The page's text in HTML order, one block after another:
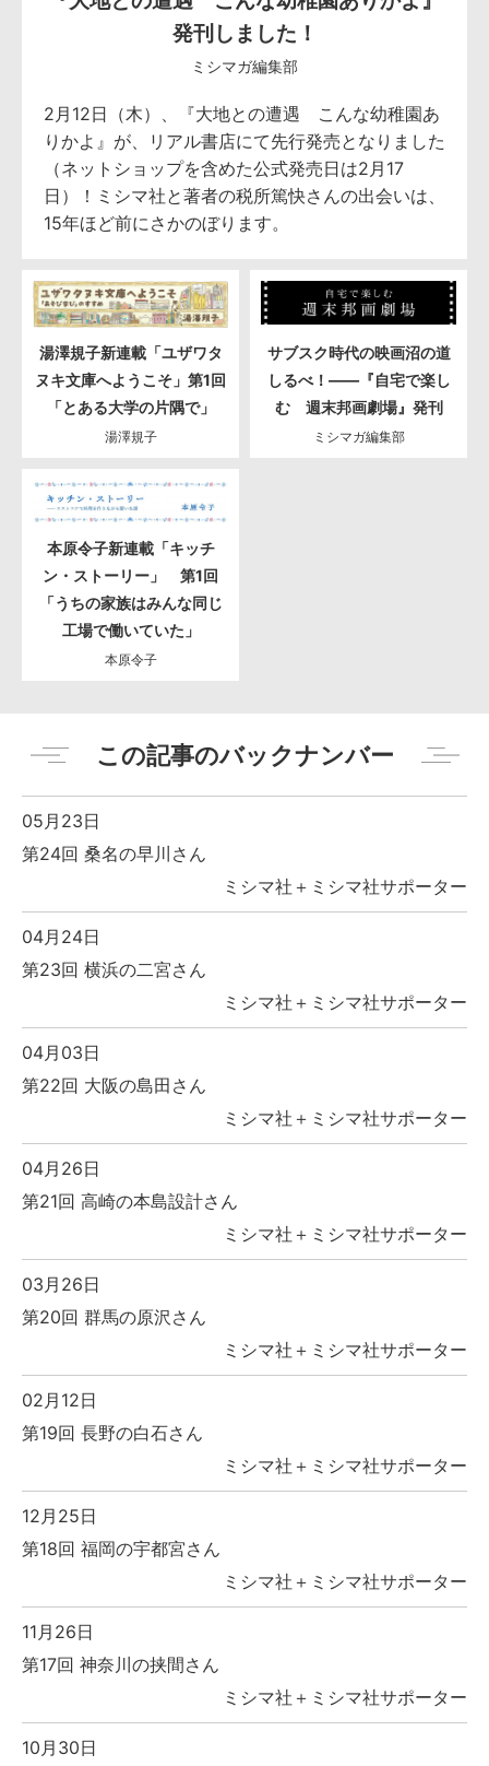
発刊しました！
ミシマガ編集部
2月12日（木）、『大地との遭遇 こんな幼稚園あ
りかよ』が、リアル書店にて先行発売となりました
（ネットショップを含めた公式発売日は2月17
日）！ミシマ社と著者の税所篤快さんの出会いは、
15年ほど前にさかのぼります。
湯澤規子新連載「ユザワタ
ヌキ文庫へようこそ」第1回
「とある大学の片隅で」
湯澤規子
サブスク時代の映画沼の道
しるべ！――『自宅で楽し
む 週末邦画劇場』発刊
ミシマガ編集部
本原令子新連載「キッチ
ン・ストーリー」 第1回
「うちの家族はみんな同じ
工場で働いていた」
本原令子
この記事のバックナンバー
05月23日
第24回 桑名の早川さん
ミシマ社＋ミシマ社サポーター
04月24日
第23回 横浜の二宮さん
ミシマ社＋ミシマ社サポーター
04月03日
第22回 大阪の島田さん
ミシマ社＋ミシマ社サポーター
04月26日
第21回 高崎の本島設計さん
ミシマ社＋ミシマ社サポーター
03月26日
第20回 群馬の原沢さん
ミシマ社＋ミシマ社サポーター
02月12日
第19回 長野の白石さん
ミシマ社＋ミシマ社サポーター
12月25日
第18回 福岡の宇都宮さん
ミシマ社＋ミシマ社サポーター
11月26日
第17回 神奈川の挟間さん
ミシマ社＋ミシマ社サポーター
10月30日